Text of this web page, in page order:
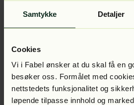
Samtykke Detaljer
Cookies
Vi i Fabel ønsker at du skal få en
besøker oss. Formålet med
nettstedets funksjonalitet og
løpende tilpasse innhold og